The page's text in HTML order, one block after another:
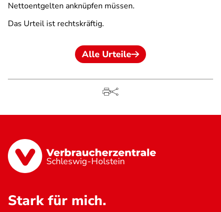
Nettoentgelten anknüpfen müssen.
Das Urteil ist rechtskräftig.
Alle Urteile
Schleswig-Holstein
Stark für mich.